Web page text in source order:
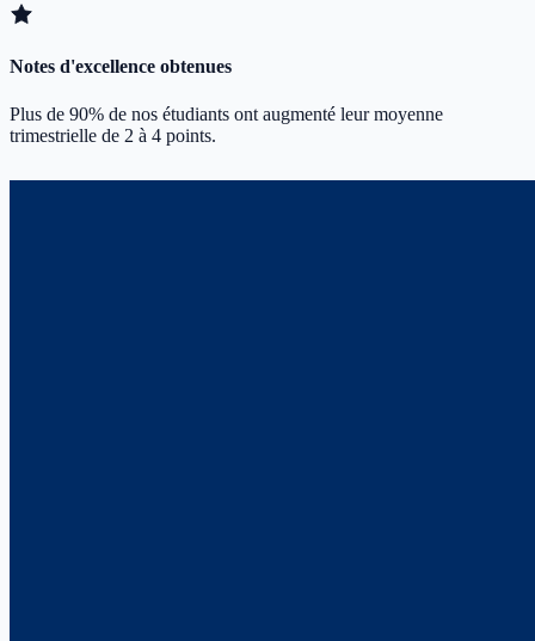
Notes d'excellence obtenues
Plus de 90% de nos étudiants ont augmenté leur moyenne
trimestrielle de 2 à 4 points.